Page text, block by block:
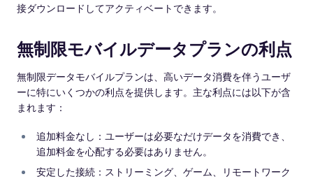
接ダウンロードしてアクティベートできます。
無制限モバイルデータプランの利点
無制限データモバイルプランは、高いデータ消費を伴うユーザ
ーに特にいくつかの利点を提供します。主な利点には以下が含
まれます：
追加料金なし：ユーザーは必要なだけデータを消費でき、
追加料金を心配する必要はありません。
安定した接続：ストリーミング、ゲーム、リモートワーク